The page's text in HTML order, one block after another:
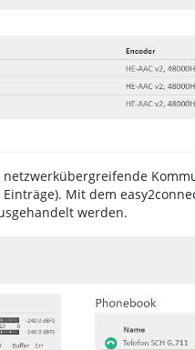
Mit dem
werden.